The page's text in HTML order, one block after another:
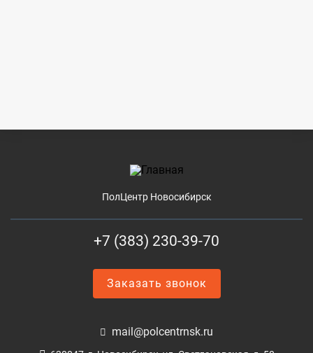
ПолЦентр Новосибирск
+7 (383) 230-39-70
Заказать звонок
mail@polcentrnsk.ru